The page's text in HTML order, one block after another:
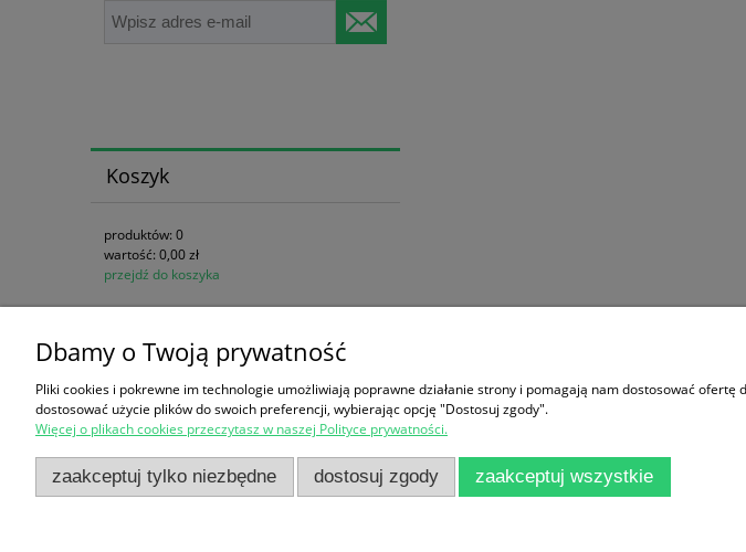
Koszyk
produktów: 0
wartość: 0,00 zł
przejdź do koszyka
Zakupy
Czas realizacji zamówienia
Formy płatności
Koszt dostawy
Reklamacje i zwroty
Jak kupować?
Regulamin sklepu
Częste pytania
Polityka prywatności
Dbamy o Twoją prywatność
Pliki cookies i pokrewne im technologie umożliwiają poprawne działanie strony i pomagają nam dostosować
dostosować użycie plików do swoich preferencji, wybierając opcję "Dostosuj zgody".
Więcej o plikach cookies przeczytasz w naszej Polityce prywatności.
zaakceptuj tylko niezbędne dostosuj zgody zaakceptuj wszystkie